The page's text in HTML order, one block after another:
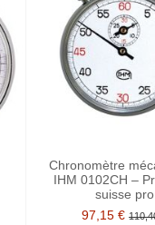
Chronomètre
IHM 0102CH –
suisse pro
97,15 €